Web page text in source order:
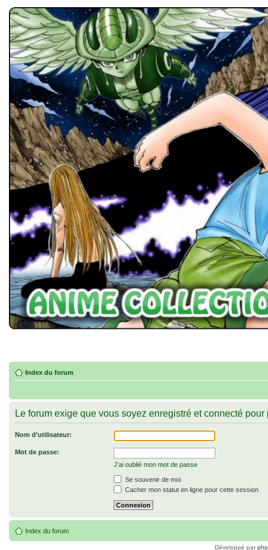
Index du forum
Le forum exige que vous soyez enregistré et connecté
Nom d’utilisateur:
Mot de passe:
J’ai oublié mon mot de passe
Se souvenir de moi
Cacher mon statut en ligne pour cette session
Index du forum
Développé par